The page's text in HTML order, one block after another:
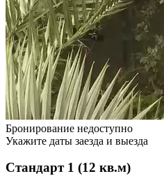
Бронирование недоступно
Укажите даты заезда и выезда
Стандарт 1 (12 кв.м)